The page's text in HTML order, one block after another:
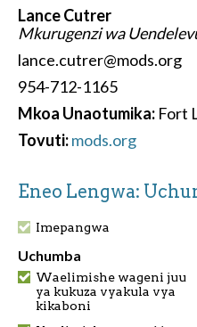
Lance Cutrer
Mkurugenzi wa
lance.cutrer@mods.org
954-712-1165
Mkoa Unaotumika: Fort
Tovuti:mods.org
Eneo Lengwa:
Imepangwa
Uchumba
Waelimishe wageni juu
ya kukuza vyakula vya
kikaboni